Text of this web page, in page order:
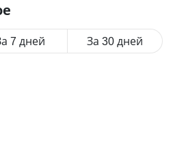
7 дней За 30 дней